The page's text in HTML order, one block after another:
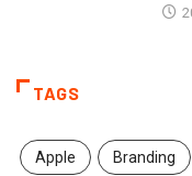
TAGS
Apple Branding